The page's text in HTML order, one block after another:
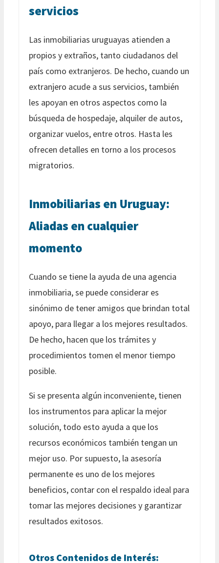
servicios
Las inmobiliarias uruguayas atienden a
propios y extraños, tanto ciudadanos del
país como extranjeros. De hecho, cuando un
extranjero acude a sus servicios, también
les apoyan en otros aspectos como la
búsqueda de hospedaje, alquiler de autos,
organizar vuelos, entre otros. Hasta les
ofrecen detalles en torno a los procesos
migratorios.
Inmobiliarias en Uruguay:
Aliadas en cualquier
momento
Cuando se tiene la ayuda de una agencia
inmobiliaria, se puede considerar es
sinónimo de tener amigos que brindan total
apoyo, para llegar a los mejores resultados.
De hecho, hacen que los trámites y
procedimientos tomen el menor tiempo
posible.
Si se presenta algún inconveniente, tienen
los instrumentos para aplicar la mejor
solución, todo esto ayuda a que los
recursos económicos también tengan un
mejor uso. Por supuesto, la asesoría
permanente es uno de los mejores
beneficios, contar con el respaldo ideal para
tomar las mejores decisiones y garantizar
resultados exitosos.
Otros Contenidos de Interés: